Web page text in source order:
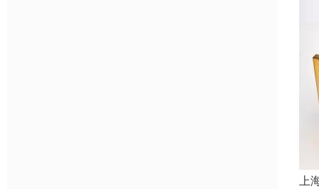
上